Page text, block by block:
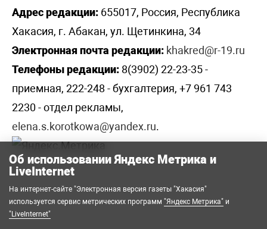
Адрес редакции: 655017, Россия, Республика
Хакасия, г. Абакан, ул. Щетинкина, 34
Электронная почта редакции: khakred@r-19.ru
Телефоны редакции: 8(3902) 22-23-35 -
приемная, 222-248 - бухгалтерия, +7 961 743
2230 - отдел рекламы,
elena.s.korotkowa@yandex.ru.
Об использовании Яндекс Метрика и
LiveInternet
На интернет-сайте "Электронная версия газеты "Хакасия"
используется сервис метрических программ "Яндекс Метрика" и
"LiveInternet"